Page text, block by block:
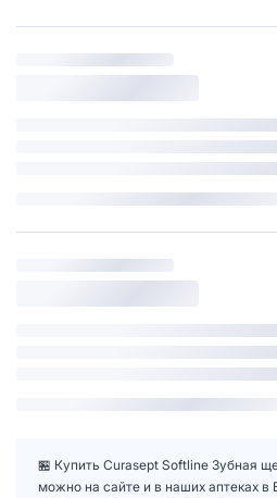
🏪 Купить Curasept Softline Зубная
можно на сайте и в наших аптеках в